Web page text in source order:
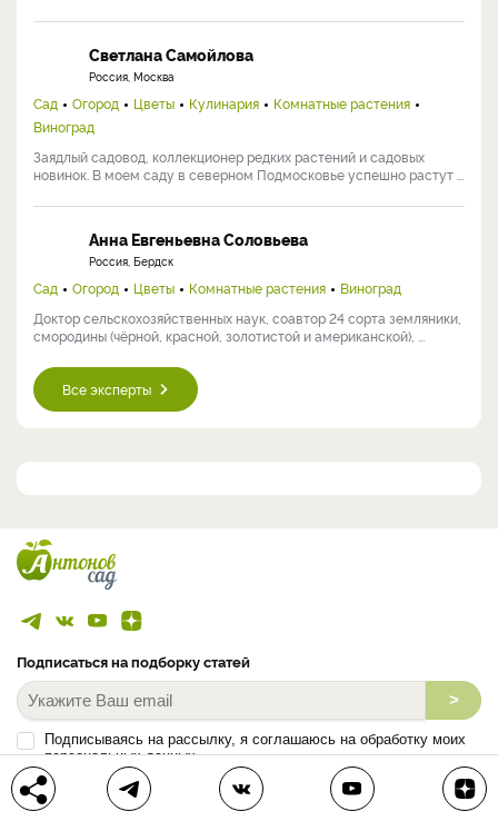
Светлана Самойлова
Россия, Москва
Сад Огород Цветы Кулинария
Комнатные растения
Виноград
Заядлый садовод, коллекционер редких растений и садовых
новинок. В моем саду в северном Подмосковье успешно растут ...
Анна Евгеньевна Соловьева
Россия, Бердск
Сад Огород Цветы Комнатные растения
Виноград
Доктор сельскохозяйственных наук, соавтор 24 сорта земляники,
смородины (чёрной, красной, золотистой и американской), ...
Все эксперты
Подписаться на подборку статей
>
Подписываясь на рассылку, я соглашаюсь на обработку моих
персональных данных.
С
Политикой конфиденциальности ознакомлен (а).